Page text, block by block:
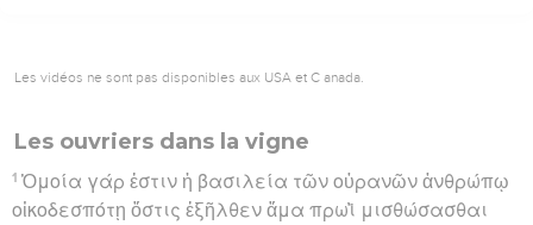
Les vidéos ne sont pas disponibles aux USA et C anada.
Les ouvriers dans la vigne
1 Ὁμοία γάρ ἐστιν ἡ βασιλεία τῶν οὐρανῶν ἀνθρώπῳ
οἰκοδεσπότῃ ὅστις ἐξῆλθεν ἅμα πρωῒ μισθώσασθαι